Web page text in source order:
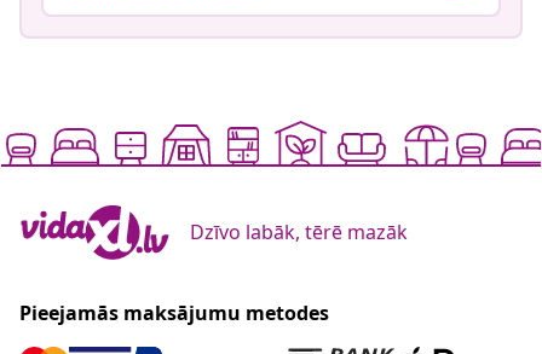
Dzīvo labāk, tērē mazāk
Pieejamās maksājumu metodes